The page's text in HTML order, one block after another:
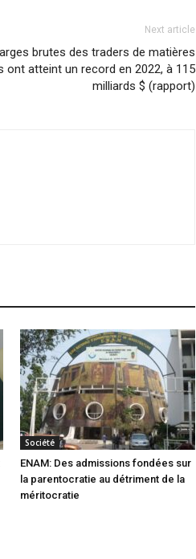
Next article
brutes des traders de matières
ont atteint un record en 2022, à 115
milliards $ (rapport)
Société
ENAM: Des admissions fondées sur
la parentocratie au détriment de la
méritocratie